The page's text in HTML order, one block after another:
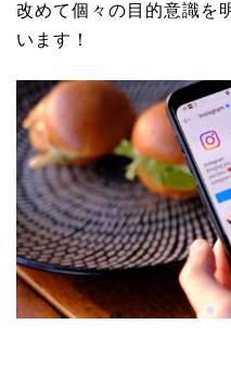
改めて個々の目的意識を
います！